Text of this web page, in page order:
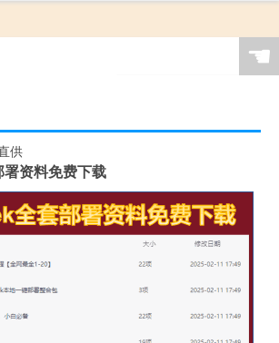
☚
资料免费下载